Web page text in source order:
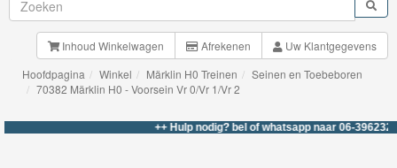
Brio
Treinen
BigJigs
&
Inhoud Winkelwagen Afrekenen
Uw Klantgegevens
Hoofdpagina
Winkel Märklin H0 Treinen
Seinen en Toebeboren
70382 Märklin H0 - Voorsein Vr 0/Vr 1/Vr 2
++ Hulp nodig? bel of whatsapp naar 06-39623276